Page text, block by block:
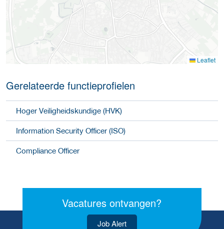
Leaflet
Gerelateerde functieprofielen
Hoger Veiligheidskundige (HVK)
Information Security Officer (ISO)
Compliance Officer
Vacatures ontvangen?
Job Alert